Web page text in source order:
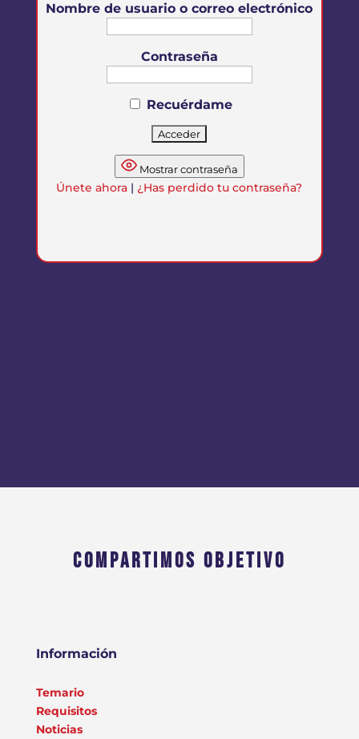
Nombre de usuario o correo electrónico
Contraseña
Recuérdame
Mostrar contraseña
Únete ahora | ¿Has perdido tu contraseña?
COMPARTIMOS OBJETIVO
Información
Temario
Requisitos
Noticias